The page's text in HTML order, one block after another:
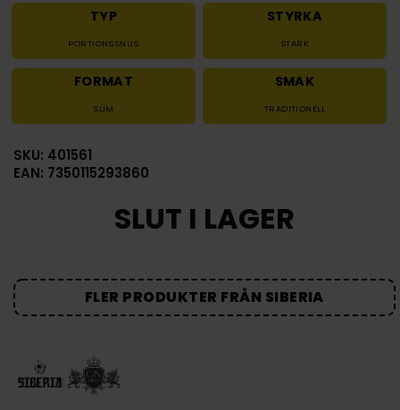
TYP
PORTIONSSNUS
STYRKA
STARK
FORMAT
SLIM
SMAK
TRADITIONELL
SKU: 401561
EAN: 7350115293860
SLUT I LAGER
FLER PRODUKTER FRÅN SIBERIA